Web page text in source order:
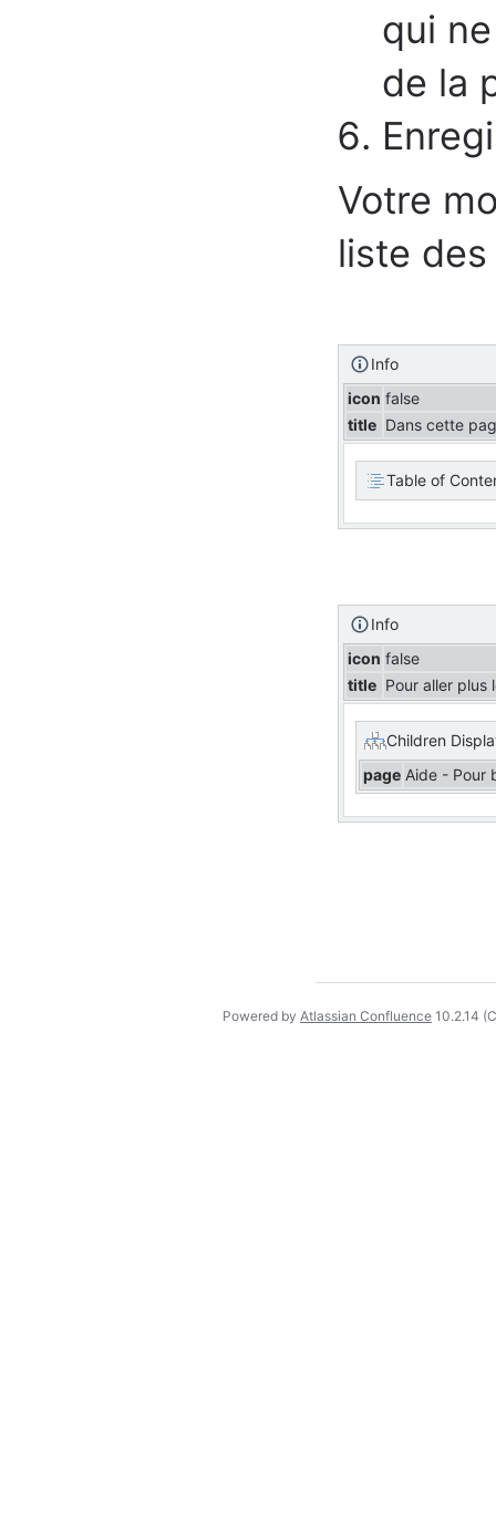
qui
de la
Votre
liste
Info
icon false
title Dans cette
Table of
Info
icon false
title Pour aller plus
Children
page Aide - Pour
Powered by Atlassian Confluence 10.2.14